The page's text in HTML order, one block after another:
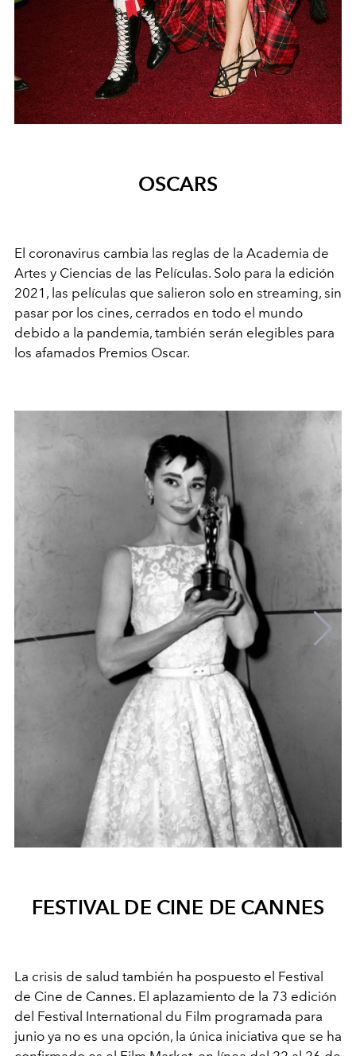
OSCARS
El coronavirus cambia las reglas de la Academia de
Artes y Ciencias de las Películas. Solo para la edición
2021, las películas que salieron solo en streaming, sin
pasar por los cines, cerrados en todo el mundo
debido a la pandemia, también serán elegibles para
los afamados Premios Oscar.
FESTIVAL DE CINE DE CANNES
La crisis de salud también ha pospuesto el Festival
de Cine de Cannes. El aplazamiento de la 73 edición
del Festival International du Film programada para
junio ya no es una opción, la única iniciativa que se ha